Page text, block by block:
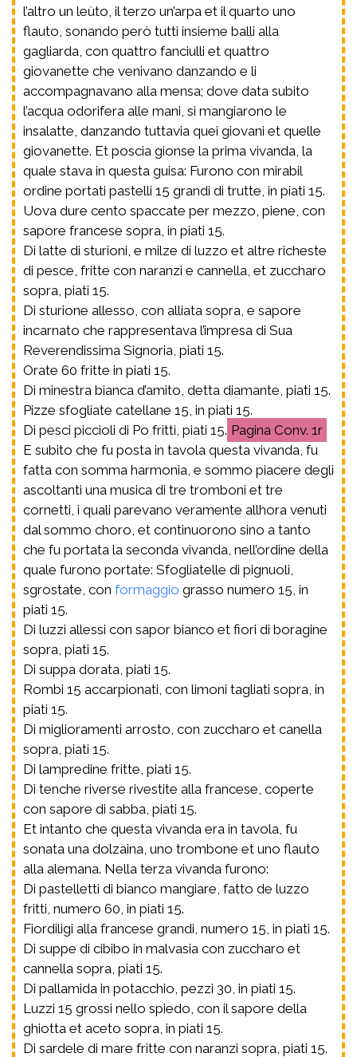
l’altro un leùto, il terzo un’arpa et il quarto uno
flauto, sonando però tutti insieme balli alla
gagliarda, con quattro fanciulli et quattro
giovanette che venivano danzando e li
accompagnavano alla mensa; dove data subito
l’acqua odorifera alle mani, si mangiarono le
insalatte, danzando tuttavia quei giovani et quelle
giovanette. Et poscia gionse la prima vivanda, la
quale stava in questa guisa: Furono con mirabil
ordine portati pastelli 15 grandi di trutte, in piati 15.
Uova dure cento spaccate per mezzo, piene, con
sapore francese sopra, in piati 15.
Di latte di sturioni, e milze di luzzo et altre richeste
di pesce, fritte con naranzi e cannella, et zuccharo
sopra, piati 15.
Di sturione allesso, con alliata sopra, e sapore
incarnato che rappresentava l’impresa di Sua
Reverendissima Signoria, piati 15.
Orate 60 fritte in piati 15.
Di minestra bianca d’amito, detta diamante, piati 15.
Pizze sfogliate catellane 15, in piati 15.
Di pesci piccioli di Po fritti, piati 15.
Conv. 1r
E subito che fu posta in tavola questa vivanda, fu
fatta con somma harmonia, e sommo piacere degli
ascoltanti una musica di tre tromboni et tre
cornetti, i quali parevano veramente allhora venuti
dal sommo choro, et continuorono sino a tanto
che fu portata la seconda vivanda, nell’ordine della
quale furono portate: Sfogliatelle di pignuoli,
sgrostate, con formaggio grasso numero 15, in
piati 15.
Di luzzi allessi con sapor bianco et fiori di boragine
sopra, piati 15.
Di suppa dorata, piati 15.
Rombi 15 accarpionati, con limoni tagliati sopra, in
piati 15.
Di miglioramenti arrosto, con zuccharo et canella
sopra, piati 15.
Di lampredine fritte, piati 15.
Di tenche riverse rivestite alla francese, coperte
con sapore di sabba, piati 15.
Et intanto che questa vivanda era in tavola, fu
sonata una dolzaina, uno trombone et uno flauto
alla alemana. Nella terza vivanda furono:
Di pastelletti di bianco mangiare, fatto de luzzo
fritti, numero 60, in piati 15.
Fiordiligi alla francese grandi, numero 15, in piati 15.
Di suppe di cibibo in malvasia con zuccharo et
cannella sopra, piati 15.
Di pallamida in potacchio, pezzi 30, in piati 15.
Luzzi 15 grossi nello spiedo, con il sapore della
ghiotta et aceto sopra, in piati 15.
Di sardele di mare fritte con naranzi sopra, piati 15.